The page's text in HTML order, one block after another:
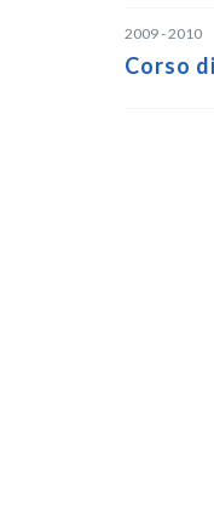
2009 - 2010
Corso